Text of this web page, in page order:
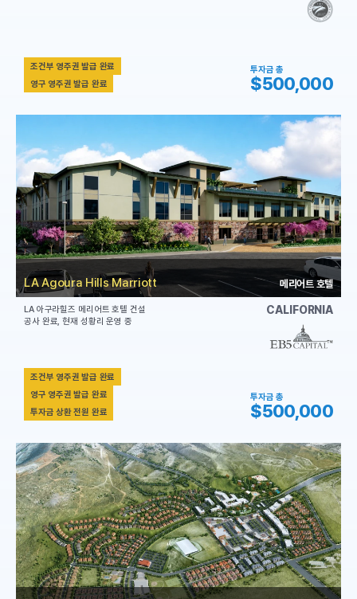
조건부 영주권 발급 완료
영구 영주권 발급 완료
투자금 총
$500,000
LA Agoura Hills Marriott 메리어트 호텔
LA 아구라힐즈 메리어트 호텔 건설
공사 완료, 현재 성황리 운영 중
조건부 영주권 발급 완료
영구 영주권 발급 완료
투자금 상환 전원 완료
CALIFORNIA
투자금 총
$500,000